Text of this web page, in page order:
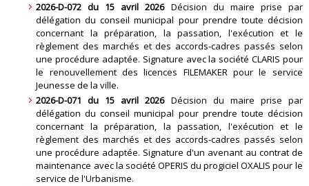
2026-D-072 du 15 avril 2026Décision du maire prise par
délégation du conseil municipal pour prendre toute décision
concernant la préparation, la passation, l'exécution et le
règlement des marchés et des accords-cadres passés selon
une procédure adaptée. Signature avec la société CLARIS pour
le renouvellement des licences FILEMAKER pour le service
Jeunesse de la ville.
2026-D-071 du 15 avril 2026Décision du maire prise par
délégation du conseil municipal pour prendre toute décision
concernant la préparation, la passation, l'exécution et le
règlement des marchés et des accords-cadres passés selon
une procédure adaptée. Signature d'un avenant au contrat de
maintenance avec la société OPERIS du progiciel OXALIS pour le
service de l'Urbanisme.